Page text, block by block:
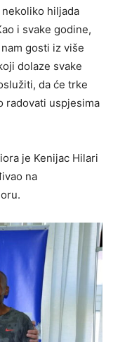
hiljada
i svake godine,
gosti iz više
dolaze svake
da će trke
radovati uspjesima
je Kenijac Hilari
na